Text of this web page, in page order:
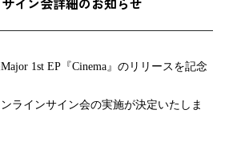
1st EP『Cinema』のリリースを記念
ラインサイン会の実施が決定いたしま